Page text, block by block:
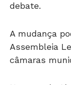
debate.
A mudança
Assembleia
câmaras